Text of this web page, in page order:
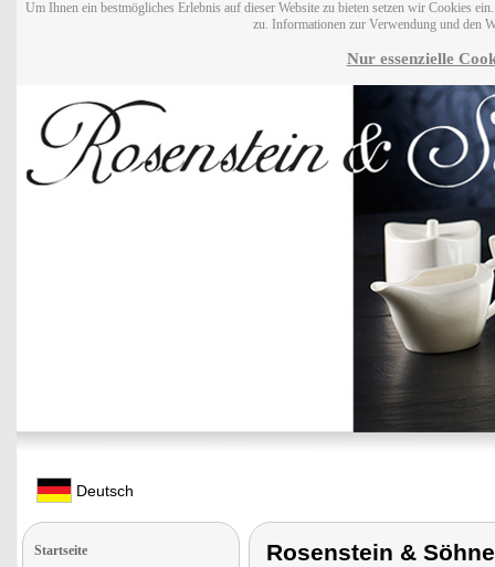
Um Ihnen ein bestmögliches Erlebnis auf dieser Website zu bieten setzen wir Cookies
zu. Informationen zur Verwendung und den
Nur essenzielle
Deutsch
Startseite Rosenstein &